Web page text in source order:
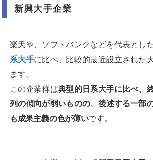
新興大手企業
楽天や、ソフトバンクなどを代表とし
系大手に比べ、比較的最近設立された
ます。
この企業群は典型的日系大手に比べ、
列の傾向が弱いものの、後述する一部
も成果主義の色が薄いです。